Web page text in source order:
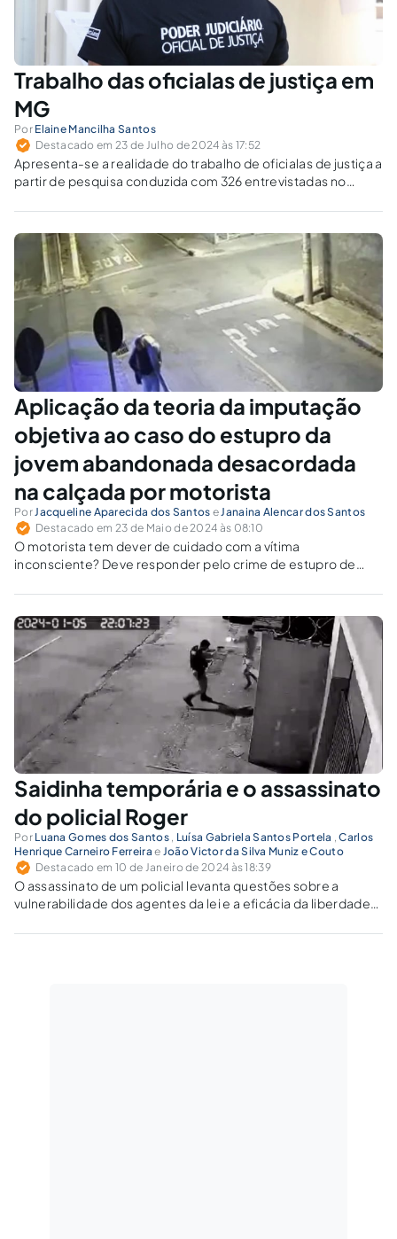
Trabalho das oficialas de justiça em
MG
Por Elaine Mancilha Santos
Destacado em 23 de Julho de 2024 às 17:52
Apresenta-se a realidade do trabalho de oficialas de justiça a
partir de pesquisa conduzida com 326 entrevistadas no
Aplicação da teoria da imputação
objetiva ao caso do estupro da
jovem abandonada desacordada
na calçada por motorista
Por Jacqueline Aparecida dos Santos e Janaina Alencar dos Santos
Destacado em 23 de Maio de 2024 às 08:10
O motorista tem dever de cuidado com a vítima
inconsciente? Deve responder pelo crime de estupro de
Saidinha temporária e o assassinato
do policial Roger
Por Luana Gomes dos Santos , Luísa Gabriela Santos Portela ,Carlos
Henrique Carneiro Ferreira e João Victor da Silva Muniz e Couto
Destacado em 10 de Janeiro de 2024 às 18:39
O assassinato de um policial levanta questões sobre a
vulnerabilidade dos agentes da lei e a eficácia da liberdade